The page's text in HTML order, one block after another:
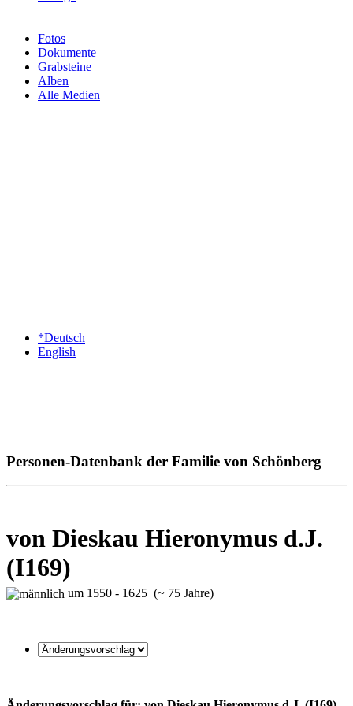
Fotos
Dokumente
Grabsteine
Alben
Alle Medien
*Deutsch
English
Personen-Datenbank der Familie von Schönberg
von Dieskau Hieronymus d.J.
(I169)
um 1550 - 1625 (~ 75 Jahre)